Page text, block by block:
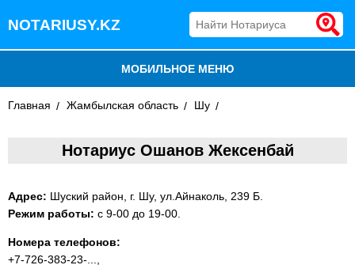
NOTARIUSY.KZ
МОБИЛЬНОЕ МЕНЮ
БЛОГ
ДОБАВИТЬ КОМПАНИЮ
Главная Жамбылская область Шу
Нотариус Ошанов Жексенбай
Адрес: Шуский район, г. Шу, ул.Айнаколь, 239 Б.
Режим работы: с 9-00 до 19-00.
Номера телефонов:
+7-726-383-23-...,